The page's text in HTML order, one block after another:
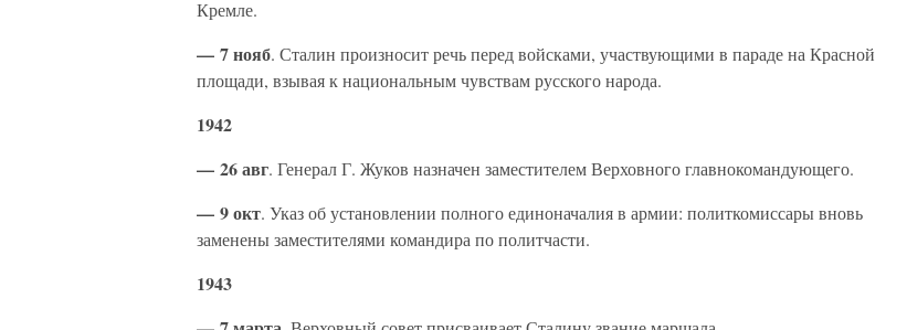
Кремле.
— 7 нояб. Сталин произносит речь перед войсками, участвующими в параде на Красной
площади, взывая к национальным чувствам русского народа.
1942
— 26 авг. Генерал Г. Жуков назначен заместителем Верховного главнокомандующего.
— 9 окт. Указ об установлении полного единоначалия в армии: политкомиссары вновь
заменены заместителями командира по политчасти.
1943